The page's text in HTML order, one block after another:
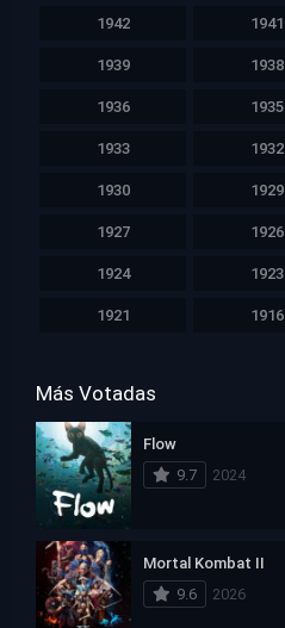
1942 1941
1939 1938
1936 1935
1933 1932
1930 1929
1927 1926
1924 1923
1921 1916
Más Votadas
Flow
9.7
2024
Mortal Kombat II
9.6
2026